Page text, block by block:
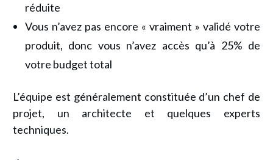
réduite
Vous n’avez pas encore « vraiment » validé votre
produit, donc vous n’avez accès qu’à 25% de
votre budget total
L’équipe est généralement constituée d’un chef de
projet, un architecte et quelques experts
techniques.